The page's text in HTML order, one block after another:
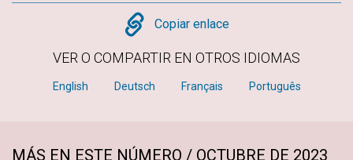
Copy
Copiar enlace
VER O COMPARTIR EN OTROS IDIOMAS
English Deutsch Français Português
MÁS EN ESTE NÚMERO / OCTUBRE DE 2023